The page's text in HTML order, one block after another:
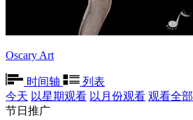
Oscary Art
时间轴
列表
今天 以星期观看 以月份观看 观看全部
节日推广